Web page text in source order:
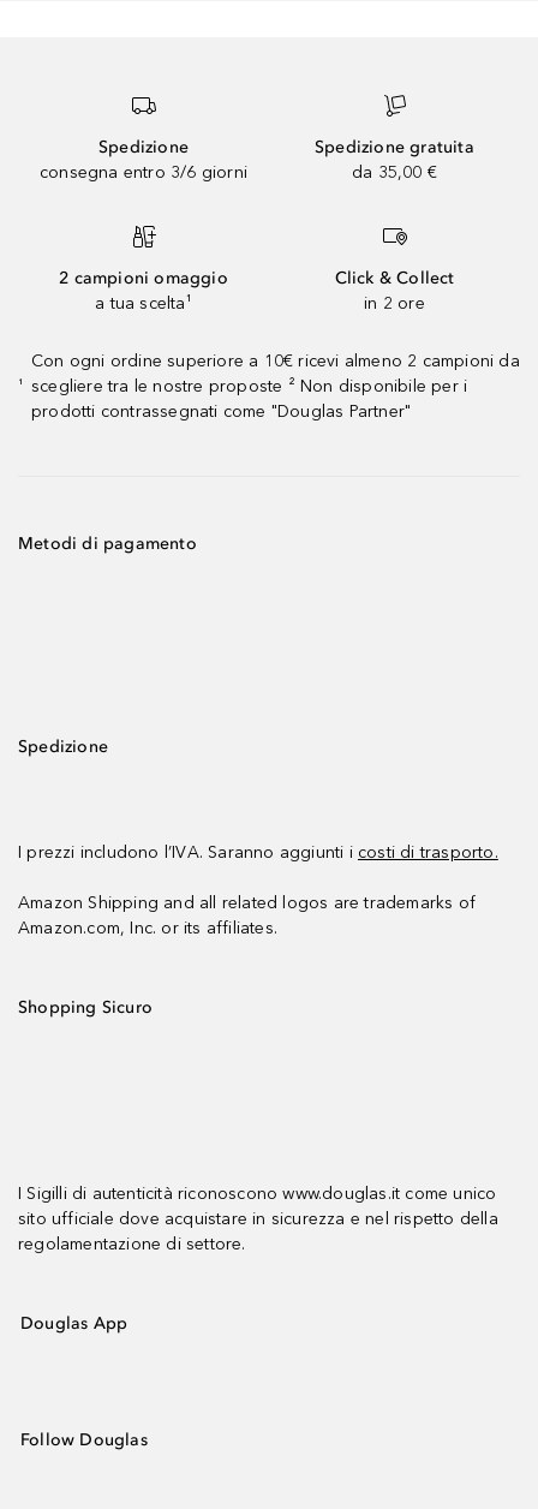
Spedizione
consegna entro 3/6 giorni
Spedizione gratuita
da 35,00 €
2 campioni omaggio
a tua scelta¹
Click & Collect
in 2 ore
¹
Con ogni ordine superiore a 10€ ricevi almeno 2 campioni da
scegliere tra le nostre proposte ² Non disponibile per i
prodotti contrassegnati come "Douglas Partner"
Metodi di pagamento
Spedizione
I prezzi includono l’IVA. Saranno aggiunti i costi di trasporto.
Amazon Shipping and all related logos are trademarks of
Amazon.com, Inc. or its affiliates.
Shopping Sicuro
I Sigilli di autenticità riconoscono www.douglas.it come unico
sito ufficiale dove acquistare in sicurezza e nel rispetto della
regolamentazione di settore.
Douglas App
Follow Douglas